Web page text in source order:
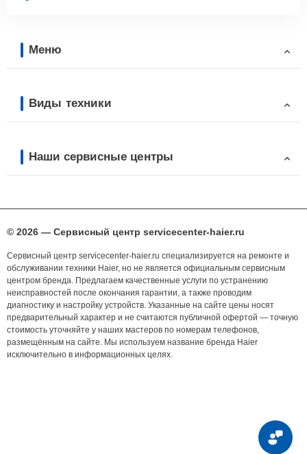
Меню
Виды техники
Наши сервисные центры
© 2026 — Сервисный центр servicecenter-haier.ru
Сервисный центр servicecenter-haier.ru специализируется на ремонте и
обслуживании техники Haier, но не является официальным сервисным
центром бренда. Предлагаем качественные услуги по устранению
неисправностей после окончания гарантии, а также проводим
диагностику и настройку устройств. Указанные на сайте цены носят
предварительный характер и не считаются публичной офертой — точную
стоимость уточняйте у наших мастеров по номерам телефонов,
размещённым на сайте. Мы используем название бренда Haier
исключительно в информационных целях.